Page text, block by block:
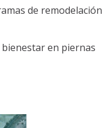
de remodelación
en piernas